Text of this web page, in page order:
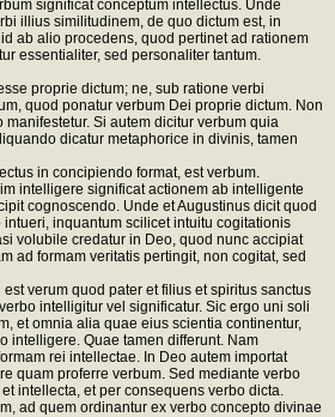
significat conceptum intellectus. Unde
illius similitudinem, de quo dictum est, in
ab alio procedens, quod pertinet ad rationem
essentialiter, sed personaliter tantum.
proprie dictum; ne, sub ratione verbi
quod ponatur verbum Dei proprie dictum. Non
Si autem dicitur verbum quia
dicatur metaphorice in divinis, tamen
in concipiendo format, est verbum.
intelligere significat actionem ab intelligente
cognoscendo. Unde et Augustinus dicit quod
inquantum scilicet intuitu cogitationis
volubile credatur in Deo, quod nunc accipiat
ad formam veritatis pertingit, non cogitat, sed
verum quod pater et filius et spiritus sanctus
intelligitur vel significatur. Sic ergo uni soli
et omnia alia quae eius scientia continentur,
intelligere. Quae tamen differunt. Nam
rei intellectae. In Deo autem importat
quam proferre verbum. Sed mediante verbo
intellecta, et per consequens verbo dicta.
ad quem ordinantur ex verbo concepto divinae